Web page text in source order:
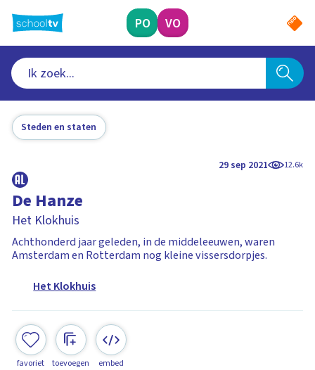
naar
hoofdinhoud
PO VO
Steden en staten
29 sep 2021 12.6k
De Hanze
Het Klokhuis
Achthonderd jaar geleden, in de middeleeuwen, waren
Amsterdam en Rotterdam nog kleine vissersdorpjes.
Het Klokhuis
favoriet toevoegen embed